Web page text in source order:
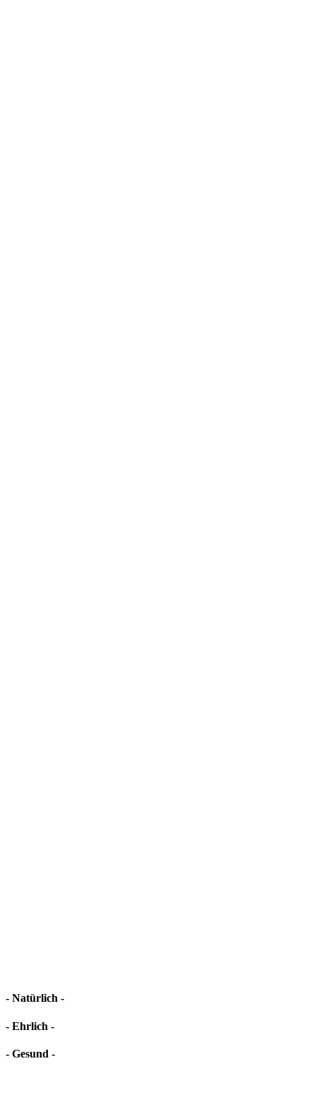
- Natürlich -
- Ehrlich -
- Gesund -